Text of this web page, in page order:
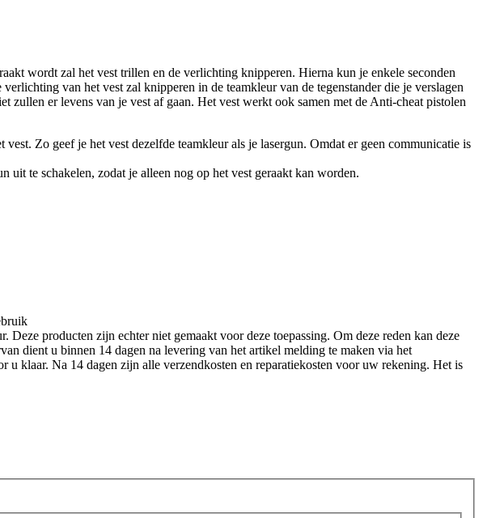
wordt zal het vest trillen en de verlichting knipperen. Hierna kun je enkele seconden
van het vest zal knipperen in de teamkleur van de tegenstander die je verslagen
zullen er levens van je vest af gaan. Het vest werkt ook samen met de Anti-cheat pistolen
Zo geef je het vest dezelfde teamkleur als je lasergun. Omdat er geen communicatie is
te schakelen, zodat je alleen nog op het vest geraakt kan worden.
producten zijn echter niet gemaakt voor deze toepassing. Om deze reden kan deze
dient u binnen 14 dagen na levering van het artikel melding te maken via het
u klaar. Na 14 dagen zijn alle verzendkosten en reparatiekosten voor uw rekening. Het is